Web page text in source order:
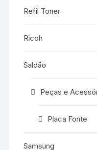
Refil Toner
Ricoh
Saldão
Peças e
Placa Fonte
Samsung